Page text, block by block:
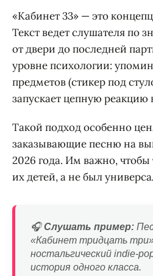
«Кабинет 33» — это
Текст ведет слушателя по
от двери до последней
уровне психологии:
предметов (стикер под
запускает цепную
Такой подход особенно
заказывающие песню на
2026 года. Им важно,
их детей, а не был
🎧Слушать пример:
«Кабинет тридцать
ностальгический indie-
история одного класса.